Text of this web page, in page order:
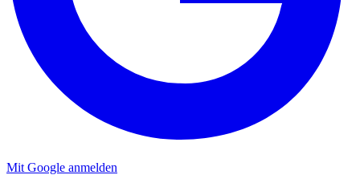
Mit Google anmelden